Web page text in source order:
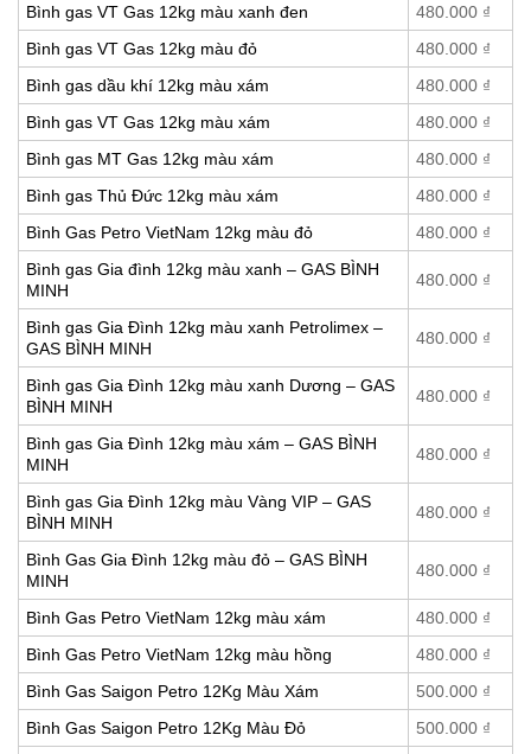
Bình gas VT Gas 12kg màu xanh đen 480.000 ₫
Bình gas VT Gas 12kg màu đỏ
480.000 ₫
Bình gas dầu khí 12kg màu xám
480.000 ₫
Bình gas VT Gas 12kg màu xám
480.000 ₫
Bình gas MT Gas 12kg màu xám
480.000 ₫
Bình gas Thủ Đức 12kg màu xám
480.000 ₫
Bình Gas Petro VietNam 12kg màu đỏ
480.000 ₫
Bình gas Gia đình 12kg màu xanh – GAS BÌNH
MINH
480.000 ₫
Bình gas Gia Đình 12kg màu xanh Petrolimex –
GAS BÌNH MINH
480.000 ₫
Bình gas Gia Đình 12kg màu xanh Dương – GAS
BÌNH MINH
480.000 ₫
Bình gas Gia Đình 12kg màu xám – GAS BÌNH
MINH
480.000 ₫
Bình gas Gia Đình 12kg màu Vàng VIP – GAS
BÌNH MINH
480.000 ₫
Bình Gas Gia Đình 12kg màu đỏ – GAS BÌNH
MINH
480.000 ₫
Bình Gas Petro VietNam 12kg màu xám 480.000 ₫
Bình Gas Petro VietNam 12kg màu hồng
480.000 ₫
Bình Gas Saigon Petro 12Kg Màu Xám
500.000 ₫
Bình Gas Saigon Petro 12Kg Màu Đỏ
500.000 ₫